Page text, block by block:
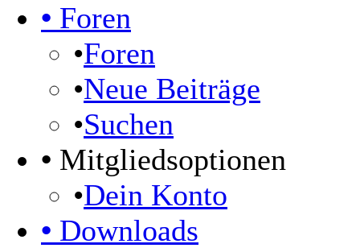
• Foren
•Foren
•Neue Beiträge
•Suchen
• Mitgliedsoptionen
•Dein Konto
• Downloads